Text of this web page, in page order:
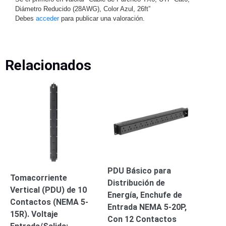
TurretEspeciales
Lente
MotorizadoOcultas
- TurboHD
/ CVI
Robots e
Industrial
Industriales
Energía
de
ParedBaterías Fuentes
de
Alimentación
Diámetro Reducido (28AWG), Color Azul, 26ft”
Debes accederpara publicar una valoración.
Relacionados
Tomacorriente
Vertical (PDU) de 10
Contactos (NEMA 5-
15R). Voltaje
PDU Básico para
Distribución de
Energía, Enchufe de
Entrada NEMA 5-20P,
Con 12 Contactos